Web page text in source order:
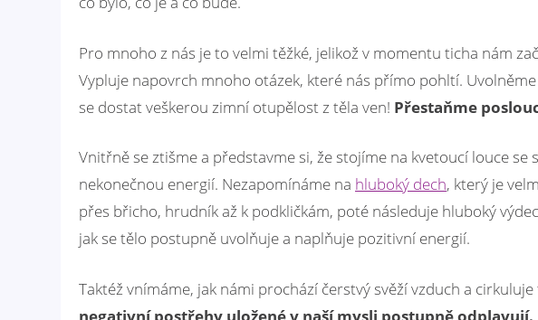
Pro mnoho z nás je to velmi těžké, jelikož v momentu ticha nám
Vypluje napovrch mnoho otázek, které nás přímo pohltí.
se dostat veškerou zimní otupělost z těla ven! Přestaňme
Vnitřně se ztišme a představme si, že stojíme na kvetoucí louce
nekonečnou energií. Nezapomínáme na hluboký dech, který je
přes břicho, hrudník až k podkličkám, poté následuje hluboký
jak se tělo postupně uvolňuje a naplňuje pozitivní energií.
Taktéž vnímáme, jak námi prochází čerstvý svěží vzduch a
negativní postřehy uložené v naší mysli postupně odplavují.